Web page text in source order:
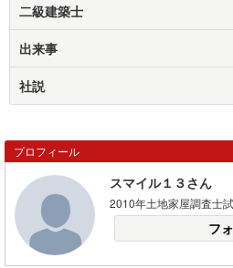
二級建築士
出来事
社説
プロフィール
スマイル１３さん
2010年土地家屋調査士
フ